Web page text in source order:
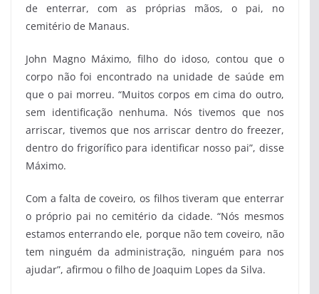
de enterrar, com as próprias mãos, o pai, no
cemitério de Manaus.
John Magno Máximo, filho do idoso, contou que o
corpo não foi encontrado na unidade de saúde em
que o pai morreu. “Muitos corpos em cima do outro,
sem identificação nenhuma. Nós tivemos que nos
arriscar, tivemos que nos arriscar dentro do freezer,
dentro do frigorífico para identificar nosso pai”, disse
Máximo.
Com a falta de coveiro, os filhos tiveram que enterrar
o próprio pai no cemitério da cidade. “Nós mesmos
estamos enterrando ele, porque não tem coveiro, não
tem ninguém da administração, ninguém para nos
ajudar”, afirmou o filho de Joaquim Lopes da Silva.